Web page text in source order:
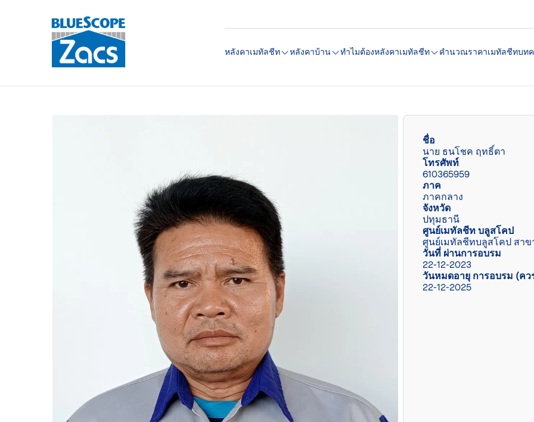
หลังคาเมทัลชีท หลังคาบ้าน ทำไมต้องหลังคาเมทัลชีท คํานวณราคาเมทัลชีทบท
ชื่อ
นาย ธนโชค ฤทธิ์ตา
โทรศัพท์
610365959
ภาค
ภาคกลาง
จังหวัด
ปทุมธานี
ศูนย์เมทัลชีท บลูสโคป
ศูนย์เมทัลชีทบลูสโคป สา
วันที่ ผ่านการอบรม
22-12-2023
วันหมดอายุ การอบรม (ค
22-12-2025